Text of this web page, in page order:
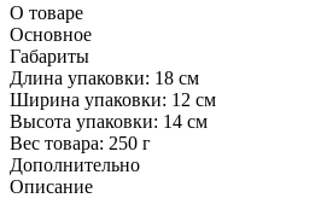
О товаре
Основное
Габариты
Длина упаковки: 18 см
Ширина упаковки: 12 см
Высота упаковки: 14 см
Вес товара: 250 г
Дополнительно
Описание